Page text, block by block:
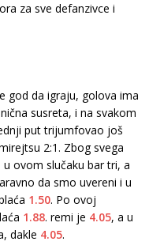
za sve defanzivce i
god da igraju, golova ima
susreta, i na svakom
put trijumfovao još
2:1. Zbog svega
ovom slučaku bar tri, a
da smo uvereni i u
1.50. Po ovoj
1.88. remi je 4.05, a u
dakle 4.05.